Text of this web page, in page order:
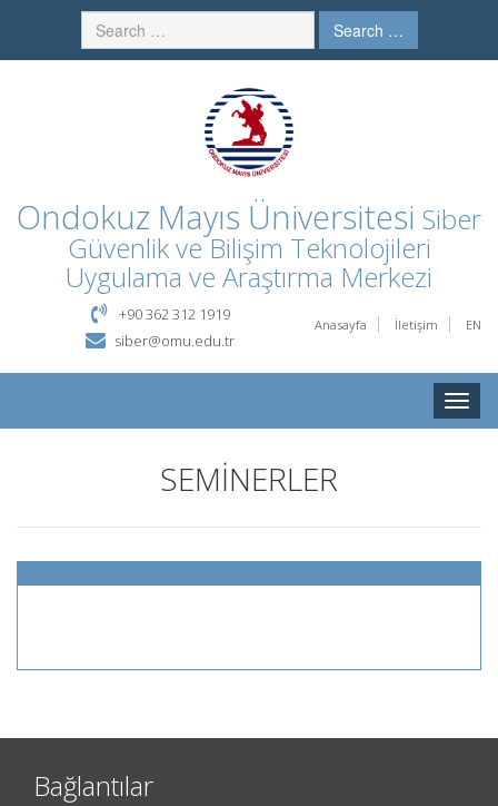
Search …
Ondokuz Mayıs Üniversitesi Siber
Güvenlik ve Bilişim Teknolojileri
Uygulama ve Araştırma Merkezi
Anasayfa İletişim EN
+90 362 312 1919
siber@omu.edu.tr
Toggle
SEMİNERLER
Bağlantılar